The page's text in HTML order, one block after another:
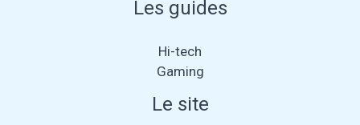
Les guides
Hi-tech
Gaming
Le site